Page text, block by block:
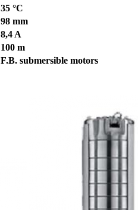
35 °C
98 mm
8,4 A
100 m
F.B. submersible motors